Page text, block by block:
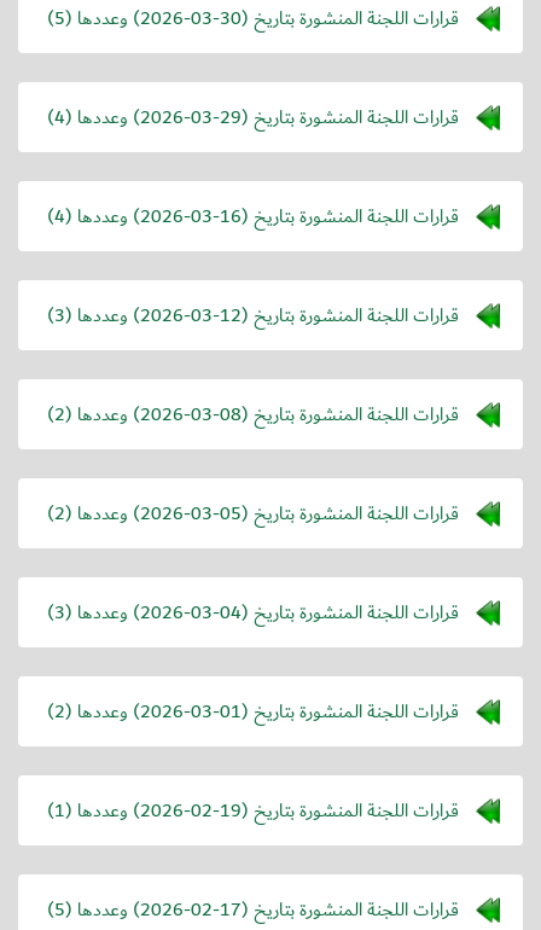
قرارات اللجنة المنشورة بتاريخ (2026-03-30) وعددها (5)
قرارات اللجنة المنشورة بتاريخ (2026-03-29) وعددها (4)
قرارات اللجنة المنشورة بتاريخ (2026-03-16) وعددها (4)
قرارات اللجنة المنشورة بتاريخ (2026-03-12) وعددها (3)
قرارات اللجنة المنشورة بتاريخ (2026-03-08) وعددها (2)
قرارات اللجنة المنشورة بتاريخ (2026-03-05) وعددها (2)
قرارات اللجنة المنشورة بتاريخ (2026-03-04) وعددها (3)
قرارات اللجنة المنشورة بتاريخ (2026-03-01) وعددها (2)
قرارات اللجنة المنشورة بتاريخ (2026-02-19) وعددها (1)
قرارات اللجنة المنشورة بتاريخ (2026-02-17) وعددها (5)